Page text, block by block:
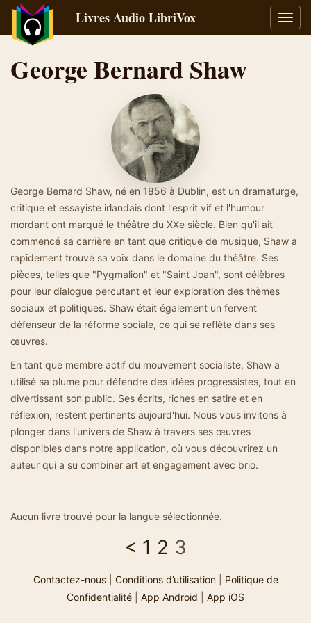
la
Livres Audio LibriVox
George Bernard Shaw
George Bernard Shaw, né en 1856 à Dublin, est un dramaturge,
critique et essayiste irlandais dont l'esprit vif et l'humour
mordant ont marqué le théâtre du XXe siècle. Bien qu'il ait
commencé sa carrière en tant que critique de musique, Shaw a
rapidement trouvé sa voix dans le domaine du théâtre. Ses
pièces, telles que "Pygmalion" et "Saint Joan", sont célèbres
pour leur dialogue percutant et leur exploration des thèmes
sociaux et politiques. Shaw était également un fervent
défenseur de la réforme sociale, ce qui se reflète dans ses
œuvres.
En tant que membre actif du mouvement socialiste, Shaw a
utilisé sa plume pour défendre des idées progressistes, tout en
divertissant son public. Ses écrits, riches en satire et en
réflexion, restent pertinents aujourd'hui. Nous vous invitons à
plonger dans l'univers de Shaw à travers ses œuvres
disponibles dans notre application, où vous découvrirez un
auteur qui a su combiner art et engagement avec brio.
Aucun livre trouvé pour la langue sélectionnée.
< 1 2 3
Contactez-nous| Conditions d’utilisation| Politique de
Confidentialité
App Android App iOS